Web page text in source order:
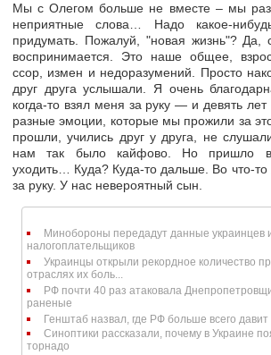
Мы с Олегом больше не вместе – мы
неприятные слова… Надо какое-
придумать. Пожалуй, "новая жизнь"? Да,
воспринимается. Это наше общее,
ссор, измен и недоразумений. Просто
друг друга услышали. Я очень
когда-то взял меня за руку — и девять лет
разные эмоции, которые мы прожили за
прошли, учились друг у друга, не
нам так было кайфово. Но пришло
уходить… Куда? Куда-то дальше. Во что-
за руку. У нас невероятный сын.
Минобороны передадут данные украинцев
налогоплательщиков
Украинцы открыли рекордное количество
отраслях их боль...
РФ почти 40 раз атаковала
раненые
Генштаб назвал, где РФ больше всего
Синоптики рассказали, почему в Украине
торнадо